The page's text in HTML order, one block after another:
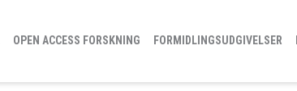
OPEN ACCESS FORSKNING FORMIDLINGSUDGIVELSER